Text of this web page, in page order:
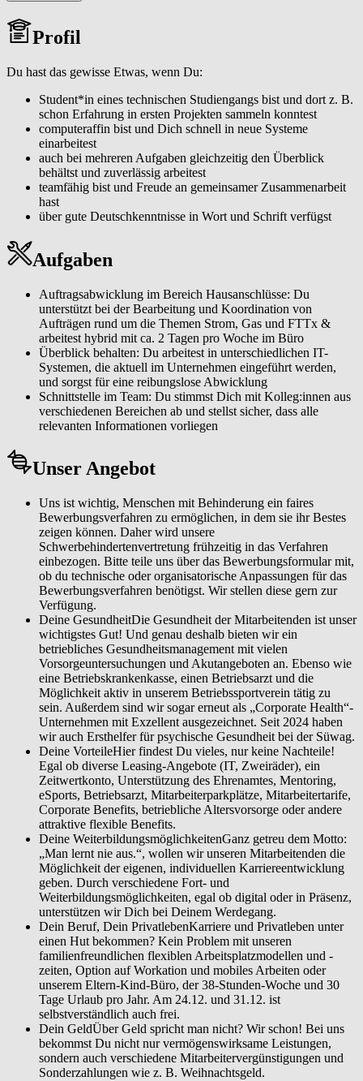
Profil
Du hast das gewisse Etwas, wenn Du:
Student*in eines technischen Studiengangs bist und dort z. B.
schon Erfahrung in ersten Projekten sammeln konntest
computeraffin bist und Dich schnell in neue Systeme
einarbeitest
auch bei mehreren Aufgaben gleichzeitig den Überblick
behältst und zuverlässig arbeitest
teamfähig bist und Freude an gemeinsamer Zusammenarbeit
hast
über gute Deutschkenntnisse in Wort und Schrift verfügst
Aufgaben
Auftragsabwicklung im Bereich Hausanschlüsse: Du
unterstützt bei der Bearbeitung und Koordination von
Aufträgen rund um die Themen Strom, Gas und FTTx &
arbeitest hybrid mit ca. 2 Tagen pro Woche im Büro
Überblick behalten: Du arbeitest in unterschiedlichen IT-
Systemen, die aktuell im Unternehmen eingeführt werden,
und sorgst für eine reibungslose Abwicklung
Schnittstelle im Team: Du stimmst Dich mit Kolleg:innen aus
verschiedenen Bereichen ab und stellst sicher, dass alle
relevanten Informationen vorliegen
Unser Angebot
Uns ist wichtig, Menschen mit Behinderung ein faires
Bewerbungsverfahren zu ermöglichen, in dem sie ihr Bestes
zeigen können. Daher wird unsere
Schwerbehindertenvertretung frühzeitig in das Verfahren
einbezogen. Bitte teile uns über das Bewerbungsformular mit,
ob du technische oder organisatorische Anpassungen für das
Bewerbungsverfahren benötigst. Wir stellen diese gern zur
Verfügung.
Deine GesundheitDie Gesundheit der Mitarbeitenden ist unser
wichtigstes Gut! Und genau deshalb bieten wir ein
betriebliches Gesundheitsmanagement mit vielen
Vorsorgeuntersuchungen und Akutangeboten an. Ebenso wie
eine Betriebskrankenkasse, einen Betriebsarzt und die
Möglichkeit aktiv in unserem Betriebssportverein tätig zu
sein. Außerdem sind wir sogar erneut als „Corporate Health“-
Unternehmen mit Exzellent ausgezeichnet. Seit 2024 haben
wir auch Ersthelfer für psychische Gesundheit bei der Süwag.
Deine VorteileHier findest Du vieles, nur keine Nachteile!
Egal ob diverse Leasing-Angebote (IT, Zweiräder), ein
Zeitwertkonto, Unterstützung des Ehrenamtes, Mentoring,
eSports, Betriebsarzt, Mitarbeiterparkplätze, Mitarbeitertarife,
Corporate Benefits, betriebliche Altersvorsorge oder andere
attraktive flexible Benefits.
Deine WeiterbildungsmöglichkeitenGanz getreu dem Motto:
„Man lernt nie aus.“, wollen wir unseren Mitarbeitenden die
Möglichkeit der eigenen, individuellen Karriereentwicklung
geben. Durch verschiedene Fort- und
Weiterbildungsmöglichkeiten, egal ob digital oder in Präsenz,
unterstützen wir Dich bei Deinem Werdegang.
Dein Beruf, Dein PrivatlebenKarriere und Privatleben unter
einen Hut bekommen? Kein Problem mit unseren
familienfreundlichen flexiblen Arbeitsplatzmodellen und -
zeiten, Option auf Workation und mobiles Arbeiten oder
unserem Eltern-Kind-Büro, der 38-Stunden-Woche und 30
Tage Urlaub pro Jahr. Am 24.12. und 31.12. ist
selbstverständlich auch frei.
Dein GeldÜber Geld spricht man nicht? Wir schon! Bei uns
bekommst Du nicht nur vermögenswirksame Leistungen,
sondern auch verschiedene Mitarbeitervergünstigungen und
Sonderzahlungen wie z. B. Weihnachtsgeld.